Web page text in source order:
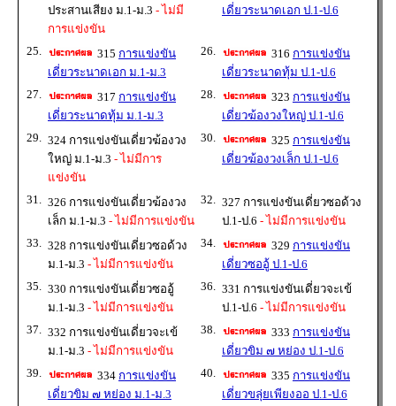
ประสานเสียง ม.1-ม.3 - ไม่มี
การแข่งขัน
เดี่ยวระนาดเอก ป.1-ป.6
25. 315 การแข่งขัน
เดี่ยวระนาดเอก ม.1-ม.3
26. 316 การแข่งขัน
เดี่ยวระนาดทุ้ม ป.1-ป.6
27.
317 การแข่งขัน
เดี่ยวระนาดทุ้ม ม.1-ม.3
28. 323 การแข่งขัน
เดี่ยวฆ้องวงใหญ่ ป.1-ป.6
29. 324 การแข่งขันเดี่ยวฆ้องวง
ใหญ่ ม.1-ม.3 - ไม่มีการ
แข่งขัน
30. 325 การแข่งขัน
เดี่ยวฆ้องวงเล็ก ป.1-ป.6
31. 326 การแข่งขันเดี่ยวฆ้องวง
เล็ก ม.1-ม.3 - ไม่มีการแข่งขัน
32. 327 การแข่งขันเดี่ยวซอด้วง
ป.1-ป.6 - ไม่มีการแข่งขัน
33. 328 การแข่งขันเดี่ยวซอด้วง
ม.1-ม.3 - ไม่มีการแข่งขัน
34. 329 การแข่งขัน
เดี่ยวซออู้ ป.1-ป.6
35. 330 การแข่งขันเดี่ยวซออู้
ม.1-ม.3 - ไม่มีการแข่งขัน
36. 331 การแข่งขันเดี่ยวจะเข้
ป.1-ป.6 - ไม่มีการแข่งขัน
37. 332 การแข่งขันเดี่ยวจะเข้
ม.1-ม.3 - ไม่มีการแข่งขัน
38. 333 การแข่งขัน
เดี่ยวขิม ๗ หย่อง ป.1-ป.6
39.
334 การแข่งขัน
เดี่ยวขิม ๗ หย่อง ม.1-ม.3
40. 335 การแข่งขัน
เดี่ยวขลุ่ยเพียงออ ป.1-ป.6